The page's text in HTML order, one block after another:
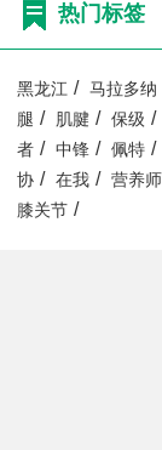
热门标签
黑龙江 / 马拉多纳
腿 / 肌腱 / 保级 /
者 / 中锋 / 佩特 /
协 / 在我 / 营养师
膝关节 /